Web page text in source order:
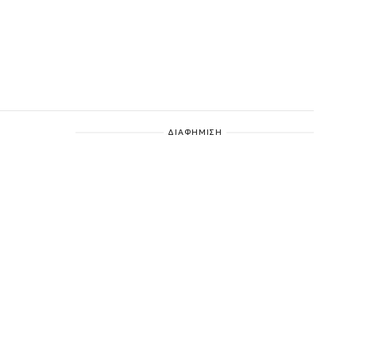
ΔΙΑΦΗΜΙΣΗ